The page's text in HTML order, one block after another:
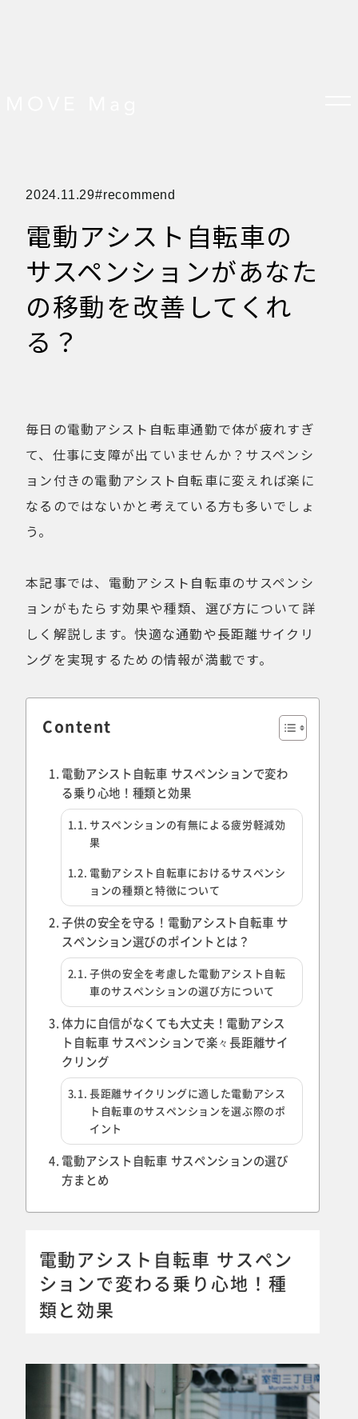
おすすめ
オプション品
お客様の声
グッズ＆オプション
クロスバイクの特徴
サイクリング ベネフィット
サイクリングする場所
サイクリング初心者
痩せないことへの不満
移動手段
筋トレ
自転車通勤を検討
試乗
費用について
購入前の不安
購入後の不安
電動自転車の特徴
Accessory
2024.11.29 recommend
電動アシスト自転車の
サスペンションがあなた
の移動を改善してくれ
る？
毎日の電動アシスト自転車通勤で体が疲れすぎ
て、仕事に支障が出ていませんか？サスペンシ
ョン付きの電動アシスト自転車に変えれば楽に
なるのではないかと考えている方も多いでしょ
う。
本記事では、電動アシスト自転車のサスペンシ
ョンがもたらす効果や種類、選び方について詳
しく解説します。快適な通勤や長距離サイクリ
ングを実現するための情報が満載です。
Content
電動アシスト自転車 サスペンションで変わ
る乗り心地！種類と効果
サスペンションの有無による疲労軽減効
果
電動アシスト自転車におけるサスペンシ
ョンの種類と特徴について
子供の安全を守る！電動アシスト自転車 サ
スペンション選びのポイントとは？
子供の安全を考慮した電動アシスト自転
車のサスペンションの選び方について
体力に自信がなくても大丈夫！電動アシス
ト自転車 サスペンションで楽々長距離サイ
クリング
長距離サイクリングに適した電動アシス
ト自転車のサスペンションを選ぶ際のポ
イント
電動アシスト自転車 サスペンションの選び
方まとめ
電動アシスト自転車 サスペン
ションで変わる乗り心地！種
類と効果